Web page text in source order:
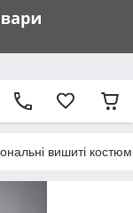
вишиті